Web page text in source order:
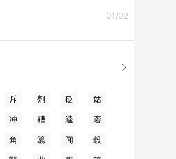
01/02

斥 剂 砭 姑
冲 糟 逵 砻
角 篡 闻 毂